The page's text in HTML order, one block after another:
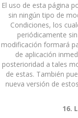
El uso de esta página
sin ningún tipo de
Condiciones, los
periódicamente
modificación formará
de aplicación
posterioridad a tales
de estas. También
nueva versión de
16.